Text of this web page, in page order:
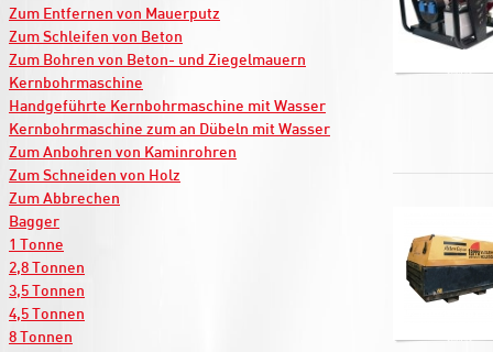
Zum Entfernen von Mauerputz
Zum Schleifen von Beton
Zum Bohren von Beton- und Ziegelmauern
Kernbohrmaschine
Handgeführte Kernbohrmaschine mit Wasser
Kernbohrmaschine zum an Dübeln mit Wasser
Zum Anbohren von Kaminrohren
Zum Schneiden von Holz
Zum Abbrechen
Bagger
1 Tonne
2,8 Tonnen
3,5 Tonnen
4,5 Tonnen
8 Tonnen